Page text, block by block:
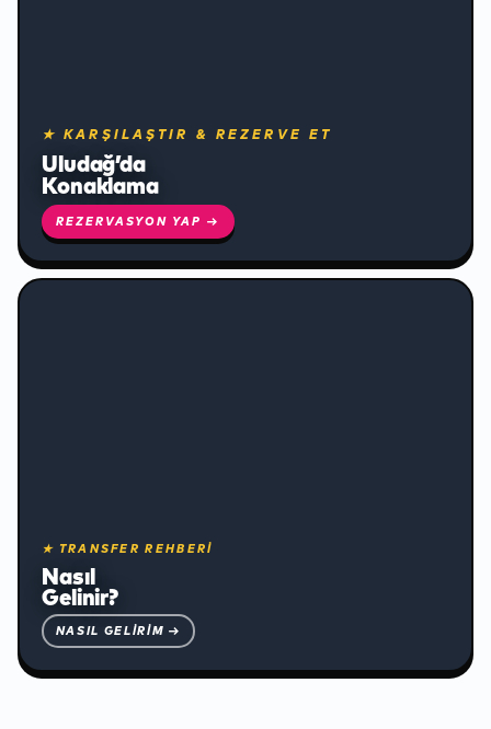
❄
★ KARŞILAŞTIR & REZERVE ET
Uludağ’da
Konaklama
REZERVASYON YAP →
★ TRANSFER REHBERİ
Nasıl
Gelinir?
NASIL GELIRIM →